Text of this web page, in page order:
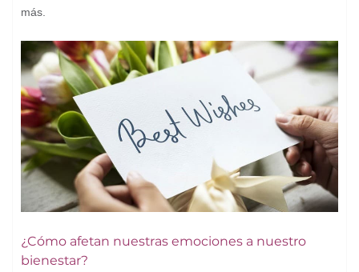
más.
¿Cómo afetan nuestras emociones a nuestro
bienestar?